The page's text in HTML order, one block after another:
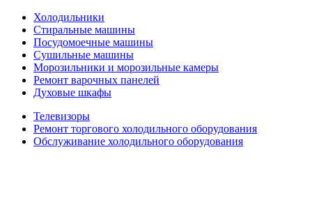
Холодильники
Стиральные машины
Посудомоечные машины
Сушильные машины
Морозильники и морозильные камеры
Ремонт варочных панелей
Духовые шкафы
Телевизоры
Ремонт торгового холодильного оборудования
Обслуживание холодильного оборудования